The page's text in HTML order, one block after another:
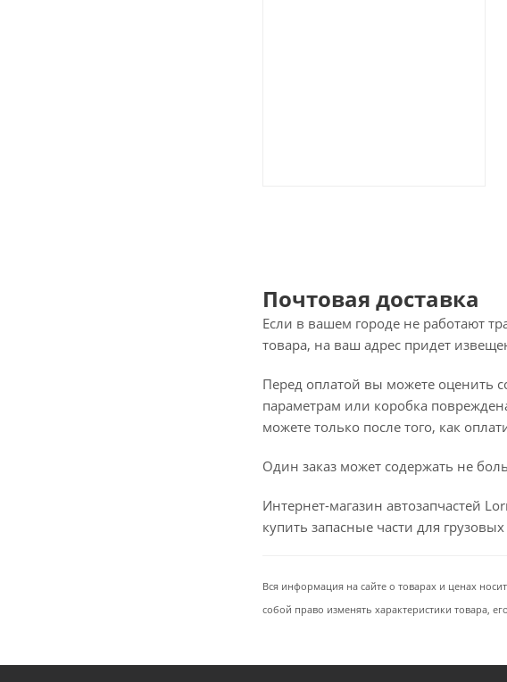
Почтовая доставка
Если в вашем городе не работают
товара, на ваш адрес придет
Перед оплатой вы можете оценить
параметрам или коробка
можете только после того, как
Один заказ может содержать не
Интернет-магазин автозапчастей
купить запасные части для
Вся информация на сайте о товарах и ценах
собой право изменять характеристики товара,